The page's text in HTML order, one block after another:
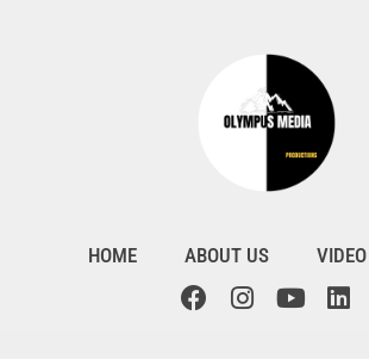
HOME ABOUT US